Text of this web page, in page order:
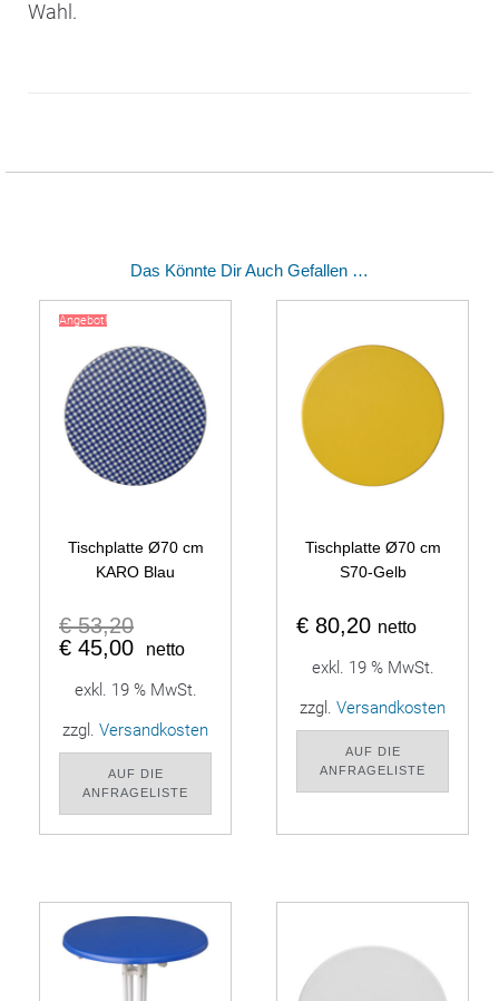
Wahl.
Das Könnte Dir Auch Gefallen …
Angebot!
Tischplatte Ø70 cm
KARO Blau
€53,20
€ 45,00 netto
exkl. 19 % MwSt.
zzgl. Versandkosten
AUF DIE
ANFRAGELISTE
Tischplatte Ø70 cm
S70-Gelb
€ 80,20 netto
exkl. 19 % MwSt.
zzgl. Versandkosten
AUF DIE
ANFRAGELISTE